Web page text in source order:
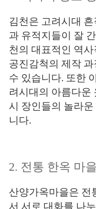
김천은 고려시대
과 유적지들이 잘
천의 대표적인 역
공진감척의 제작
수 있습니다. 또한
려시대의 아름다운
시 장인들의 놀라
니다.
2. 전통 한옥 마
산양가옥마을은 전
서 서로 대화를 나